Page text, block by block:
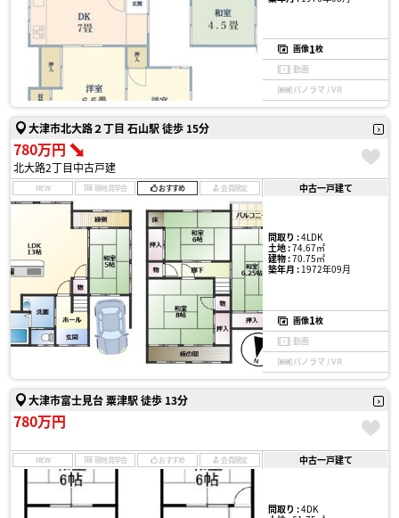
画像1枚
動画
パノラマ / VR
大津市北大路２丁目 石山駅 徒歩 15分
780万円
北大路2丁目中古戸建
NEW 現地見学会 おすすめ 会員限定 中古一戸建て
間取り :4LDK
土地 :74.67㎡
建物 :70.75㎡
築年月 :1972年09月
画像1枚
動画
パノラマ / VR
大津市富士見台 粟津駅 徒歩 13分
780万円
NEW 現地見学会 おすすめ 会員限定 中古一戸建て
間取り :4DK